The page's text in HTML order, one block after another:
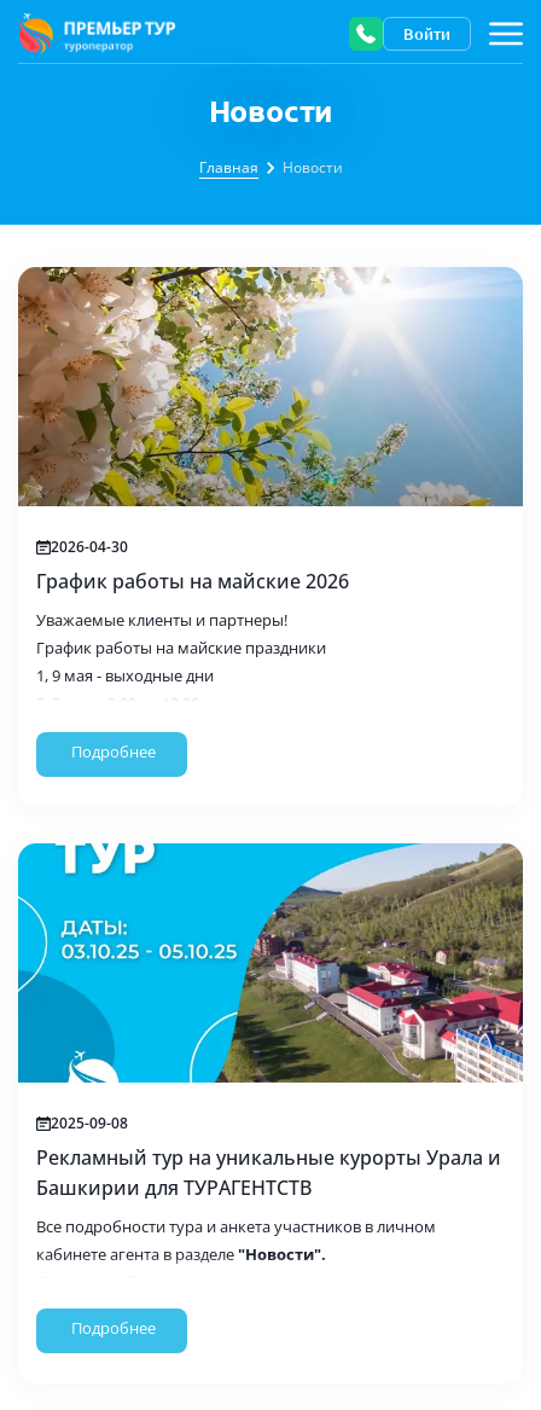
Войти
Новости
Главная Новости
2026-04-30
График работы на майские 2026
Уважаемые клиенты и партнеры!
График работы на майские праздники
1, 9 мая - выходные дни
2, 3 мая с 9.00 до 19.00
4 по 8 мая с 9.00 до 20.00
Для частных лиц:
Изменение бронирования /аннулирование доступно в
Нужно пройти по ссылке https://www.premier-m.ru/order-
status , ввести номер заказа и фамилию
Для туристических агентств:
Запросы/ бронирование/аннулирование в личном кабинете
агентства
Подробнее
2025-09-08
Рекламный тур на уникальные курорты Урала и
Башкирии для ТУРАГЕНТСТВ
Все подробности тура и анкета участников в личном
кабинете агента в разделе"Новости".
Подробнее